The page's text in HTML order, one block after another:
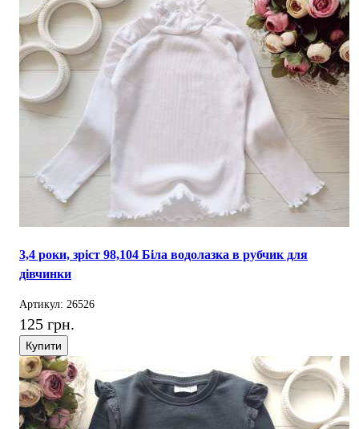
3,4 роки, зріст 98,104 Біла водолазка в рубчик для
дівчинки
Артикул: 26526
125 грн.
Купити